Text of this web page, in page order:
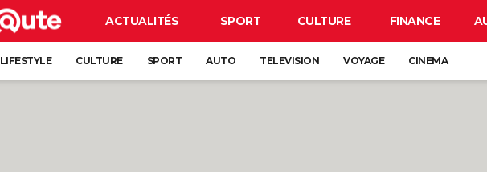
ACTUALITÉS SPORT CULTURE FINANCE
LIFESTYLE CULTURE SPORT AUTO TELEVISION VOYAGE CINEMA